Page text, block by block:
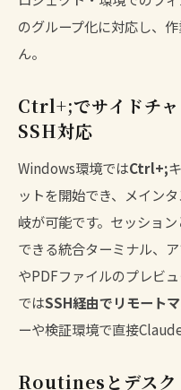
のグループ化に対応し、
ん。
Ctrl+;でサイドチャ
SSH対応
Windows環境ではCtrl+;
ットを開始でき、メイン
岐が可能です。セッショ
できる統合ターミナル、
やPDFファイルのプレビ
ではSSH経由でリモート
ーや検証環境で直接
Routinesとデスク